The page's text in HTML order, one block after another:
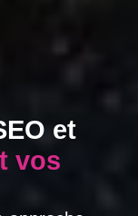
et
vos